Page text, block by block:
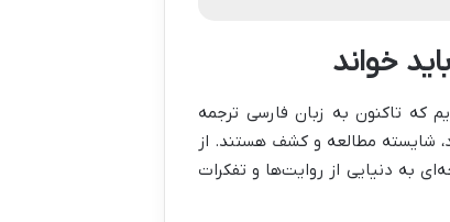
خواند
که تاکنون به زبان فارسی ترجمه
شایسته مطالعه و کشف هستند. از
به دنیایی از روایت‌ها و تفکرات